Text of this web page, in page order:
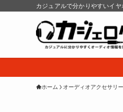
カジュアルで分かりやすいイ
ホーム オーディオアクセサリー